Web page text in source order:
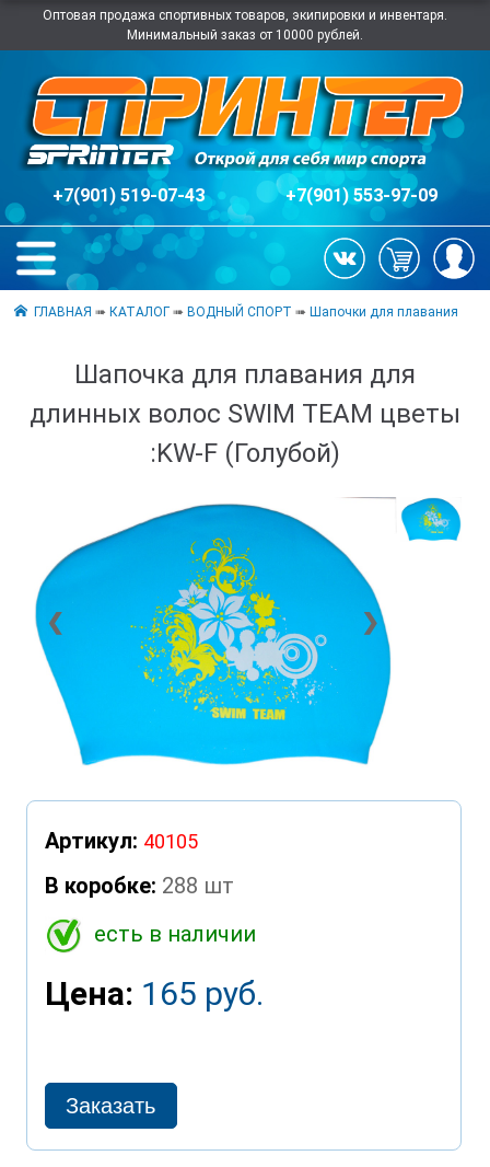
Оптовая продажа спортивных товаров, экипировки и инвентаря.
Минимальный заказ от 10000 рублей.
+7(901) 519-07-43 +7(901) 553-97-09
ГЛАВНАЯ ➠КАТАЛОГ ➠ВОДНЫЙ СПОРТ ➠Шапочки для плавания
Шапочка для плавания для
длинных волос SWIM TEAM цветы
:KW-F (Голубой)
❮ ❯
Артикул: 40105
В коробке: 288 шт
есть в наличии
Цена: 165 руб.